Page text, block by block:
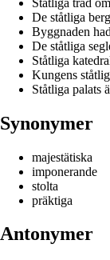
De ståtliga
Byggnaden
De ståtliga
Ståtliga
Kungens
Ståtliga palats
Synonymer
majestätiska
imponerande
stolta
präktiga
Antonymer